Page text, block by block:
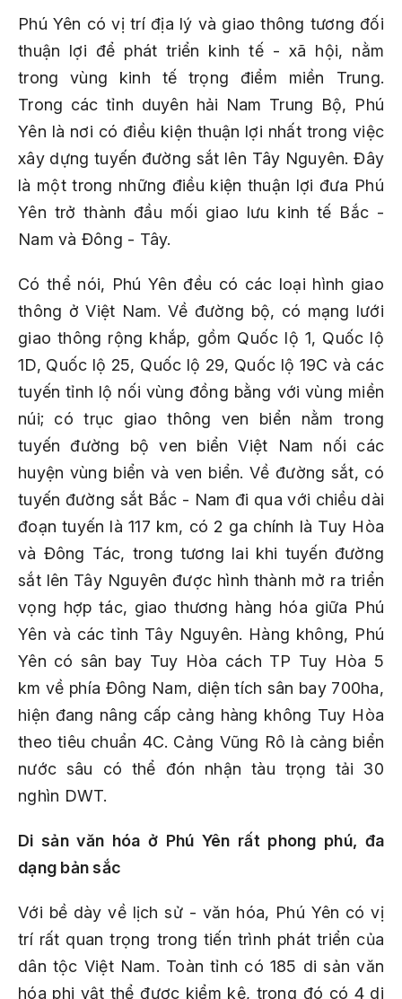
Phú Yên có vị trí địa lý và giao thông tương đối
thuận lợi để phát triển kinh tế - xã hội, nằm
trong vùng kinh tế trọng điểm miền Trung.
Trong các tỉnh duyên hải Nam Trung Bộ, Phú
Yên là nơi có điều kiện thuận lợi nhất trong việc
xây dựng tuyến đường sắt lên Tây Nguyên. Đây
là một trong những điều kiện thuận lợi đưa Phú
Yên trở thành đầu mối giao lưu kinh tế Bắc -
Nam và Đông - Tây.
Có thể nói, Phú Yên đều có các loại hình giao
thông ở Việt Nam. Về đường bộ, có mạng lưới
giao thông rộng khắp, gồm Quốc lộ 1, Quốc lộ
1D, Quốc lộ 25, Quốc lộ 29, Quốc lộ 19C và các
tuyến tỉnh lộ nối vùng đồng bằng với vùng miền
núi; có trục giao thông ven biển nằm trong
tuyến đường bộ ven biển Việt Nam nối các
huyện vùng biển và ven biển. Về đường sắt, có
tuyến đường sắt Bắc - Nam đi qua với chiều dài
đoạn tuyến là 117 km, có 2 ga chính là Tuy Hòa
và Đông Tác, trong tương lai khi tuyến đường
sắt lên Tây Nguyên được hình thành mở ra triển
vọng hợp tác, giao thương hàng hóa giữa Phú
Yên và các tỉnh Tây Nguyên. Hàng không, Phú
Yên có sân bay Tuy Hòa cách TP Tuy Hòa 5
km về phía Đông Nam, diện tích sân bay 700ha,
hiện đang nâng cấp cảng hàng không Tuy Hòa
theo tiêu chuẩn 4C. Cảng Vũng Rô là cảng biển
nước sâu có thể đón nhận tàu trọng tải 30
nghìn DWT.
Di sản văn hóa ở Phú Yên rất phong phú, đa
dạng bản sắc
Với bề dày về lịch sử - văn hóa, Phú Yên có vị
trí rất quan trọng trong tiến trình phát triển của
dân tộc Việt Nam. Toàn tỉnh có 185 di sản văn
hóa phi vật thể được kiểm kê, trong đó có 4 di